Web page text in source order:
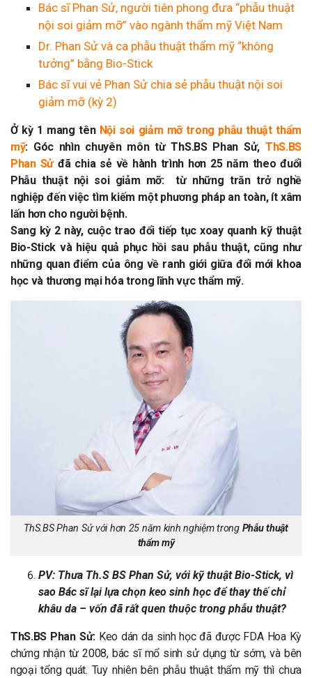
Bác sĩ Phan Sử, người tiên phong đưa “phẫu thuật
nội soi giảm mỡ” vào ngành thẩm mỹ Việt Nam
Dr. Phan Sử và ca phẫu thuật thẩm mỹ “không
tưởng” bằng Bio-Stick
Bác sĩ vui vẻ Phan Sử chia sẻ phẫu thuật nội soi
giảm mỡ (kỳ 2)
Ở kỳ 1 mang tênNội soi giảm mỡ trong phẫu thuật thẩm
mỹ: Góc nhìn chuyên môn từ ThS.BS Phan Sử, ThS.BS
Phan Sửđã chia sẻ về hành trình hơn 25 năm theo đuổi
Phẫu thuật nội soi giảm mỡ: từ những trăn trở nghề
nghiệp đến việc tìm kiếm một phương pháp an toàn, ít xâm
lấn hơn cho người bệnh.
Sang kỳ 2 này, cuộc trao đổi tiếp tục xoay quanh kỹ thuật
Bio-Stick và hiệu quả phục hồi sau phẫu thuật, cũng như
những quan điểm của ông về ranh giới giữa đổi mới khoa
học và thương mại hóa trong lĩnh vực thẩm mỹ.
ThS.BS Phan Sử với hơn 25 năm kinh nghiệm trong Phẫu thuật
thẩm mỹ
PV: Thưa Th.S BS Phan Sử, với kỹ thuật Bio-Stick, vì
sao Bác sĩ lại lựa chọn keo sinh học để thay thế chỉ
khâu da – vốn đã rất quen thuộc trong phẫu thuật?
ThS.BS Phan Sử:Keo dán da sinh học đã được FDA Hoa Kỳ
chứng nhận từ 2008, bác sĩ mổ sinh sử dụng từ sớm, và bên
ngoại tổng quát. Tuy nhiên bên phẫu thuật thẩm mỹ thì chưa